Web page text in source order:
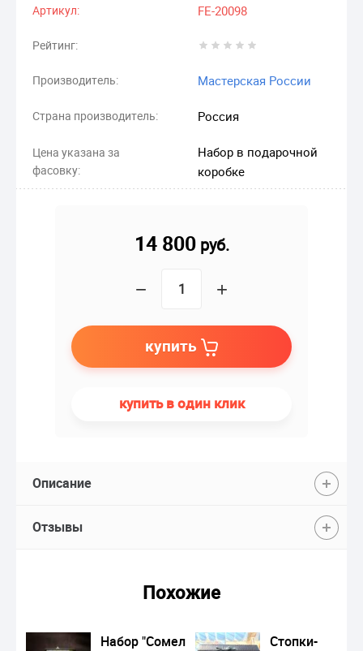
Артикул: FE-20098
Рейтинг:
Производитель: Мастерская России
Страна производитель: Россия
Цена указана за
фасовку:
Набор в подарочной
коробке
14 800руб.
− +
купить
купить в один клик
Описание
Отзывы
Похожие
Набор "Сомелье"
Стопки-